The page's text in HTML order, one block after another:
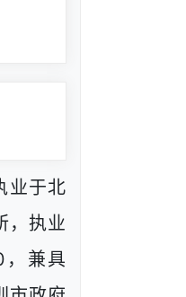
业于北
，执业
，兼具